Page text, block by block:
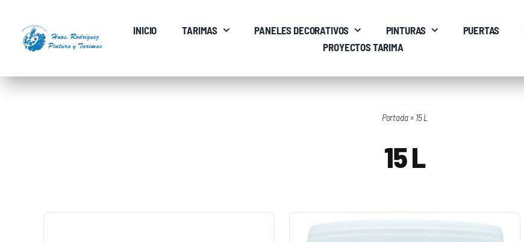
contenido
INICIO TARIMAS PANELES DECORATIVOS PINTURAS PUERTAS
PROYECTOS TARIMA
Portada» 15 L
15 L